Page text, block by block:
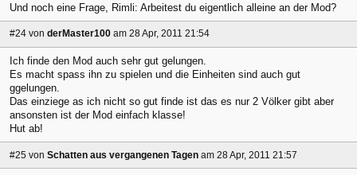
Und noch eine Frage, Rimli: Arbeitest du eigentlich alleine an der Mod?
#24 von derMaster100 am 28 Apr, 2011 21:54
Ich finde den Mod auch sehr gut gelungen.
Es macht spass ihn zu spielen und die Einheiten sind auch gut
ggelungen.
Das einziege as ich nicht so gut finde ist das es nur 2 Völker gibt aber
ansonsten ist der Mod einfach klasse!
Hut ab!
#25 von Schatten aus vergangenen Tagen am 28 Apr, 2011 21:57